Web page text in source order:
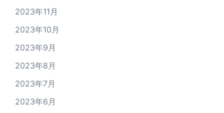
2023年11月
2023年10月
2023年9月
2023年8月
2023年7月
2023年6月